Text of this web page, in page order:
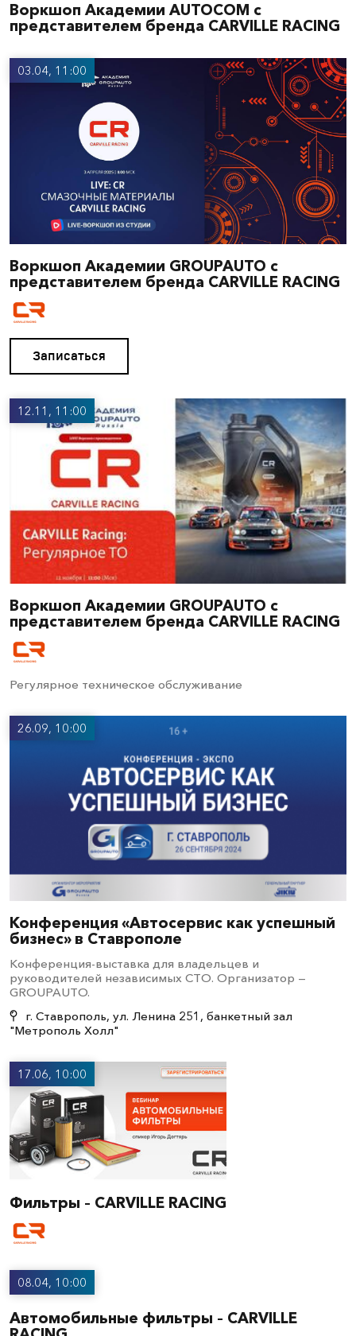
Воркшоп Академии AUTOCOM с
представителем бренда CARVILLE RACING
03.04, 11:00
Воркшоп Академии GROUPAUTO с
представителем бренда CARVILLE RACING
Записаться
12.11, 11:00
Воркшоп Академии GROUPAUTO с
представителем бренда CARVILLE RACING
Регулярное техническое обслуживание
26.09, 10:00
Конференция «Автосервис как успешный
бизнес» в Ставрополе
Конференция-выставка для владельцев и
руководителей независимых СТО. Организатор —
GROUPAUTO.
г. Ставрополь, ул. Ленина 251, банкетный зал
"Метрополь Холл"
17.06, 10:00
Фильтры – CARVILLE RACING
08.04, 10:00
Автомобильные фильтры – CARVILLE